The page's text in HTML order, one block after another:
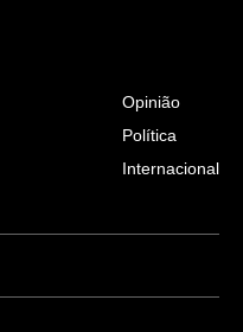
Opinião
Política
Internacional